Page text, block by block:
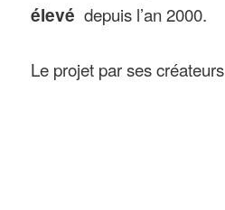
élevé depuis l’an 2000.
Le projet par ses créateurs